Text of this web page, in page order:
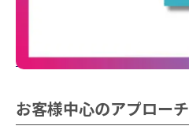
お客様中心のアプローチ